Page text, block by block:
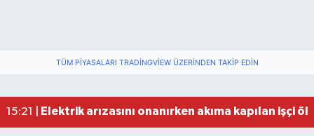
TÜM PIYASALARI TRADINGVIEW ÜZERINDEN TAKIP EDIN
15:21 | Elektrik arızasını onanırken akıma kapılan işçi